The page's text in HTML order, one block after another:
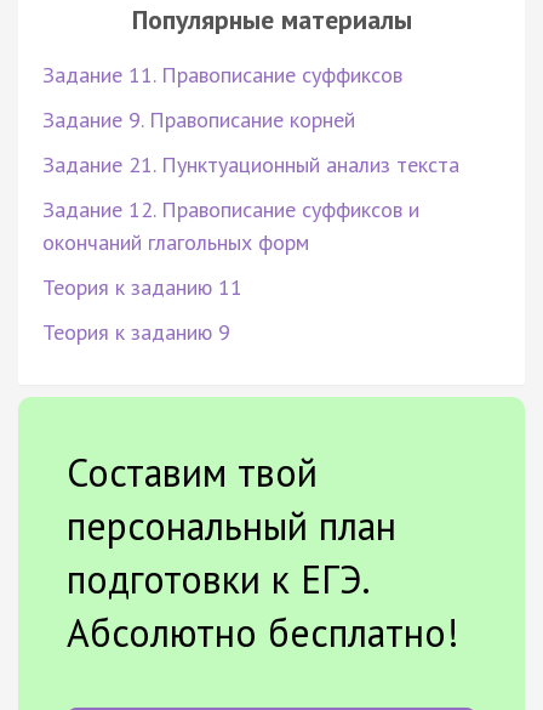
Популярные материалы
Задание 11. Правописание суффиксов
Задание 9. Правописание корней
Задание 21. Пунктуационный анализ текста
Задание 12. Правописание суффиксов и
окончаний глагольных форм
Теория к заданию 11
Теория к заданию 9
Составим твой
персональный план
подготовки к ЕГЭ.
Абсолютно бесплатно!